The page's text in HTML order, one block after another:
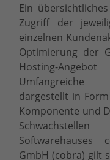
Ein
Zugriff der
einzelnen
Optimierung der
Hosting-
Umfangreiche
dargestellt in
Komponente und
Softwarehauses
GmbH (cobra) gilt